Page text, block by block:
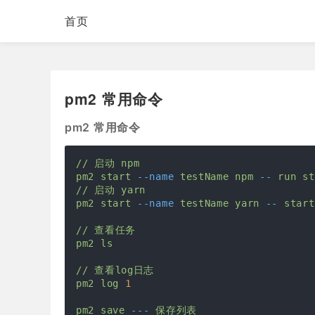
首页
pm2 常用命令
pm2 常用命令
// 启动
npm
pm2
start --name testName npm -- run
//
启动
yarn
pm2
start --name testName yarn -- start
//
查看任务
pm2
ls
//
查看log日志
pm2
log 1
pm2 save --- 保存列表